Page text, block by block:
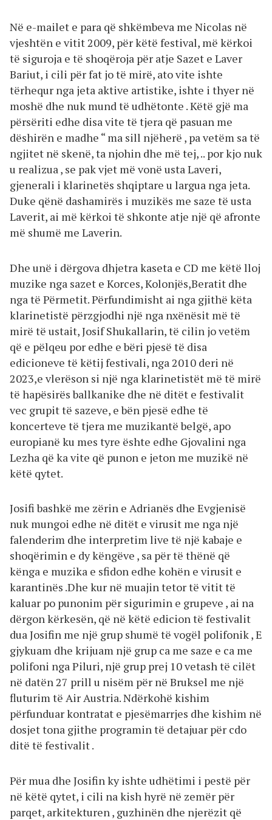
Në e-mailet e para që shkëmbeva me Nicolas në
vjeshtën e vitit 2009, për këtë festival, më kërkoi
të siguroja e të shoqëroja për atje Sazet e Laver
Bariut, i cili për fat jo të mirë, ato vite ishte
tërhequr nga jeta aktive artistike, ishte i thyer në
moshë dhe nuk mund të udhëtonte . Këtë gjë ma
përsëriti edhe disa vite të tjera që pasuan me
dëshirën e madhe “ ma sill njëherë , pa vetëm sa të
ngjitet në skenë, ta njohin dhe më tej, .. por kjo nuk
u realizua , se pak vjet më vonë usta Laveri,
gjenerali i klarinetës shqiptare u largua nga jeta.
Duke qënë dashamirës i muzikës me saze të usta
Laverit, ai më kërkoi të shkonte atje një që afronte
më shumë me Laverin.
Dhe unë i dërgova dhjetra kaseta e CD me këtë lloj
muzike nga sazet e Korces, Kolonjës,Beratit dhe
nga të Përmetit. Përfundimisht ai nga gjithë këta
klarinetistë përzgjodhi një nga nxënësit më të
mirë të ustait, Josif Shukallarin, të cilin jo vetëm
që e pëlqeu por edhe e bëri pjesë të disa
edicioneve të këtij festivali, nga 2010 deri në
2023,e vlerëson si një nga klarinetistët më të mirë
të hapësirës ballkanike dhe në ditët e festivalit
vec grupit të sazeve, e bën pjesë edhe të
koncerteve të tjera me muzikantë belgë, apo
europianë ku mes tyre ështe edhe Gjovalini nga
Lezha që ka vite që punon e jeton me muzikë në
këtë qytet.
Josifi bashkë me zërin e Adrianës dhe Evgjenisë
nuk mungoi edhe në ditët e virusit me nga një
falenderim dhe interpretim live të një kabaje e
shoqërimin e dy këngëve , sa për të thënë që
kënga e muzika e sfidon edhe kohën e virusit e
karantinës .Dhe kur në muajin tetor të vitit të
kaluar po punonim për sigurimin e grupeve , ai na
dërgon kërkesën, që në këtë edicion të festivalit
dua Josifin me një grup shumë të vogël polifonik , E
gjykuam dhe krijuam një grup ca me saze e ca me
polifoni nga Piluri, një grup prej 10 vetash të cilët
në datën 27 prill u nisëm për në Bruksel me një
fluturim të Air Austria. Ndërkohë kishim
përfunduar kontratat e pjesëmarrjes dhe kishim në
dosjet tona gjithe programin të detajuar për cdo
ditë të festivalit .
Për mua dhe Josifin ky ishte udhëtimi i pestë për
në këtë qytet, i cili na kish hyrë në zemër për
parqet, arkitekturen , guzhinën dhe njerëzit që